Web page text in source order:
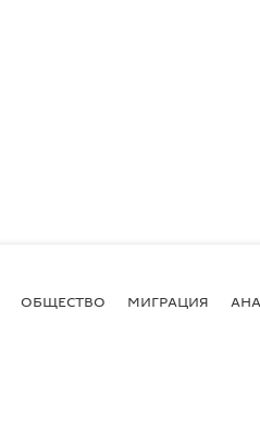
ОБЩЕСТВО МИГРАЦИЯ